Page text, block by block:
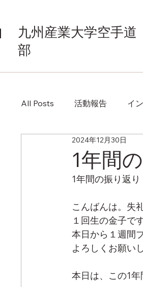
九州産業大学空手道
部
All Posts 活動報告 イ
1年間
2024年12月30日
1年間の振り返り
こんばんは。失
１回生の金子です
本日から１週間
よろしくお願い
本日は、この1年